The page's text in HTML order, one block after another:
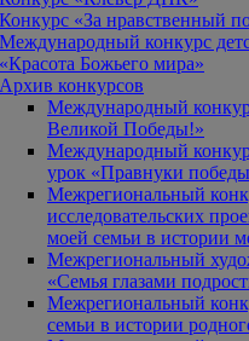
Конкурс «За нравственный
Международный конкурс
«Красота Божьего мира»
Архив конкурсов
Международный
Великой Победы!»
Международный
урок «Правнуки
Межрегиональный
исследовательских
моей семьи в истории
Межрегиональный
«Семья глазами
Межрегиональный
семьи в истории